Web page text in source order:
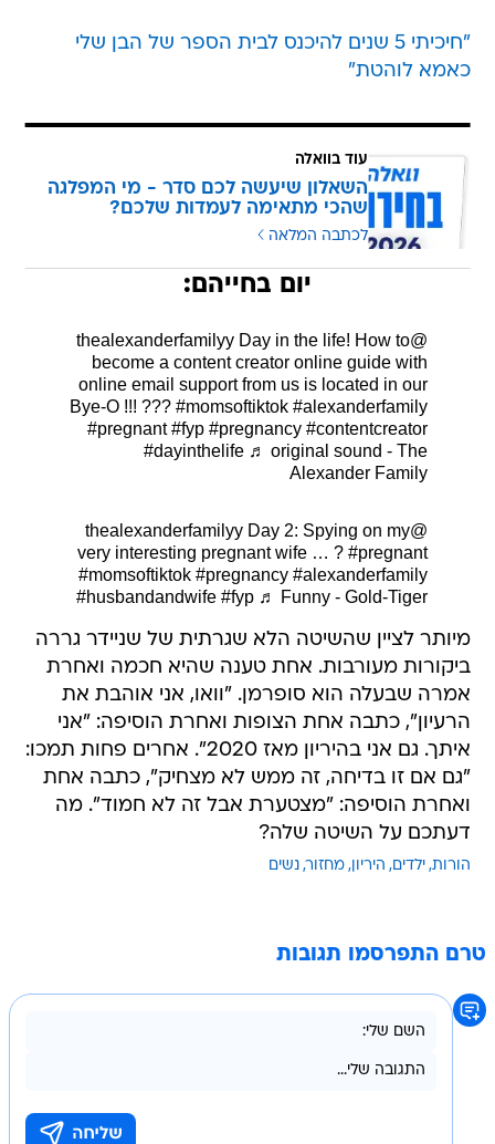
"חיכיתי 5 שנים להיכנס לבית הספר של הבן שלי
כאמא לוהטת"
עוד בוואלה
השאלון שיעשה לכם סדר - מי המפלגה
שהכי מתאימה לעמדות שלכם?
לכתבה המלאה
יום בחייהם:
@thealexanderfamilyy
Day in the life! How to
become a content creator online guide with
online email support from us is located in our
Bye-O !!! ??? #momsoftiktok #alexanderfamily
#pregnant #fyp #pregnancy #contentcreator
#dayinthelife ♬ original sound - The
Alexander Family
@thealexanderfamilyy
Day 2: Spying on my
very interesting pregnant wife … ? #pregnant
#momsoftiktok #pregnancy #alexanderfamily
#husbandandwife #fyp ♬ Funny - Gold-Tiger
מיותר לציין שהשיטה הלא שגרתית של שניידר גררה
ביקורות מעורבות. אחת טענה שהיא חכמה ואחרת
אמרה שבעלה הוא סופרמן. "וואו, אני אוהבת את
הרעיון", כתבה אחת הצופות ואחרת הוסיפה: "אני
איתך. גם אני בהיריון מאז 2020". אחרים פחות תמכו:
"גם אם זו בדיחה, זה ממש לא מצחיק", כתבה אחת
ואחרת הוסיפה: "מצטערת אבל זה לא חמוד". מה
דעתכם על השיטה שלה?
הורות ילדים היריון מחזור נשים
טרם התפרסמו תגובות